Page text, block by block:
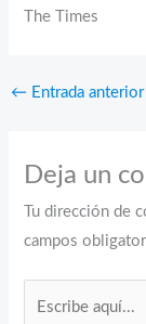
The Times
← Entrada anterior
Deja un
Tu dirección de
campos